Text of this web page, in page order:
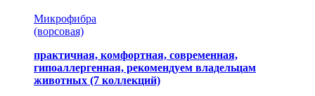
Микрофибра
(ворсовая)
практичная, комфортная, современная,
гипоаллергенная, рекомендуем владельцам
животных (7 коллекций)